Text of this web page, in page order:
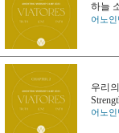
하늘
어노
우리
어노